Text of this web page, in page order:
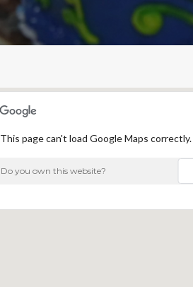
This page can't load Google Maps correctly.
Do you own this website?